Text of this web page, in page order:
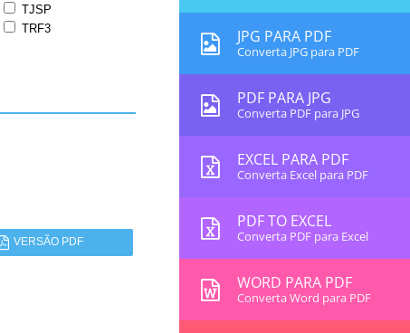
TJSP
TRF3
VERSÃO PDF
JPG PARA PDF
Converta JPG para PDF
PDF PARA JPG
Converta PDF para JPG
EXCEL PARA PDF
Converta Excel para PDF
PDF TO EXCEL
Converta PDF para Excel
WORD PARA PDF
Converta Word para PDF